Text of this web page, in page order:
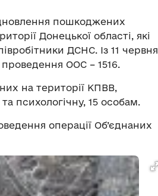
пошкоджених
Донецької області, які
ДСНС. Із 11 червня
проведення ООС – 1516.
на території КПВВ,
психологічну, 15 особам.
операції Об’єднаних